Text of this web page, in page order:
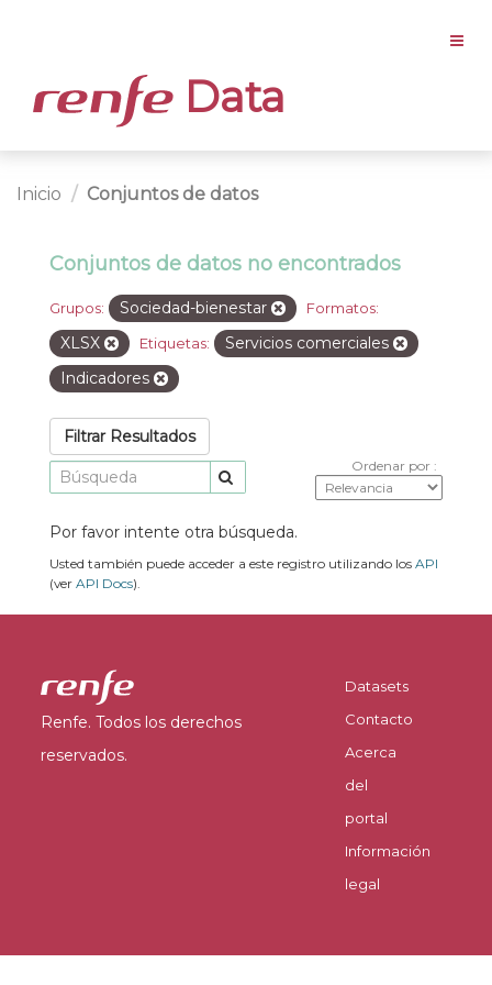
Data
Inicio Conjuntos de datos
Conjuntos de datos no encontrados
Grupos: Sociedad-bienestar Formatos:
XLSX Etiquetas:
Servicios comerciales
Indicadores
Filtrar Resultados
Ordenar por
Por favor intente otra búsqueda.
Usted también puede acceder a este registro utilizando los API
(ver API Docs).
Renfe. Todos los derechos
reservados.
Datasets
Contacto
Acerca
del
portal
Información
legal